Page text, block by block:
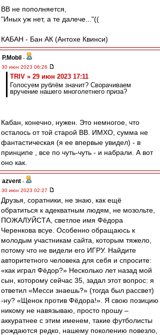
ВВ не пополняется,
"Иных уж нет, а те далече..."((
КАБАН - Бан АК (Антохе Квинси)
P.Mobil -
30 июн 2023 06:26
TRIV » 29 июн 2023 17:11
Голосуем рублём значит? Сворачиваем
вручение нашего многолетнего приза?
Кабан, конечно, нужен. Это немногое, что
осталось от той старой ВВ. ИМХО, сумма не
фантастическая (я ее впервые увидел) - в
принципе , все по чуть-чуть - и набрали. А вот
оно как.
azvent -
30 июн 2023 02:27
Друзья, соратники, не знаю, как ещё
обратиться к адекватным людям, не мозольте,
ПОЖАЛУЙСТА, светлое имя Фёдора
Черенкова всуе. Особенно обращаюсь к
молодым участникам сайта, которым тяжело,
потому что не видели его ИГРУ. Найдите
авторитетного человека для себя и спросите:
«как играл Фёдор?» Несколько лет назад мой
сын, которому сейчас 35, задал этот вопрос: я
ответил «Месси знаешь?» (тогда был рассвет)
-ну? «Щенок против Фёдора!». Я свою позицию
никому не навязываю, просто прошу –
аккуратнее с этим именем, такие футболисты
рождаются редко, нашему поколению повезло,